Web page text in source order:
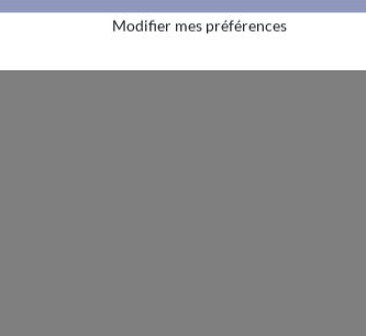
Modifier mes préférences